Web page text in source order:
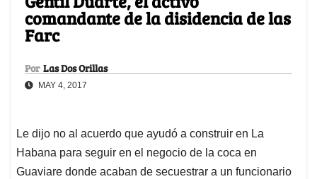
comandante de la disidencia de las
Farc
Por Las Dos Orillas
MAY 4, 2017
Le dijo no al acuerdo que ayudó a construir en La
Habana para seguir en el negocio de la coca en
Guaviare donde acaban de secuestrar a un funcionario